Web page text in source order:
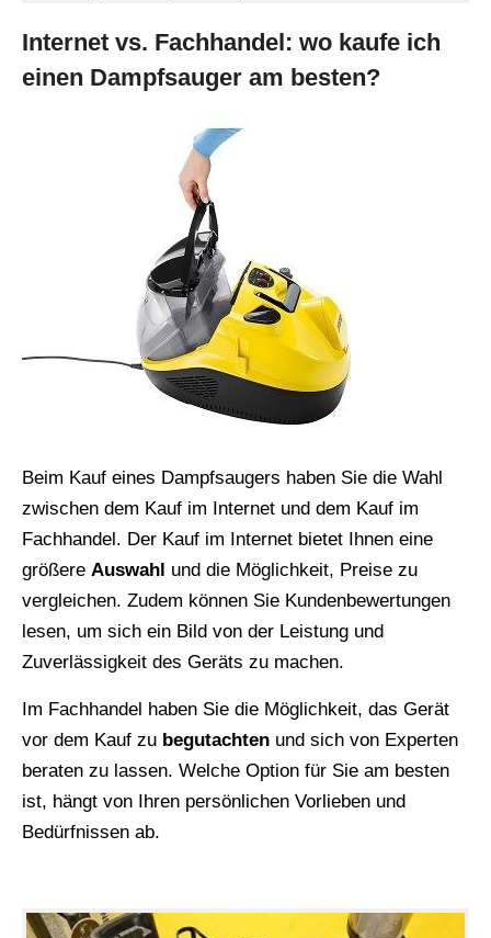
Internet vs. Fachhandel: wo kaufe ich
einen Dampfsauger am besten?
Beim Kauf eines Dampfsaugers haben Sie die Wahl
zwischen dem Kauf im Internet und dem Kauf im
Fachhandel. Der Kauf im Internet bietet Ihnen eine
größere Auswahl und die Möglichkeit, Preise zu
vergleichen. Zudem können Sie Kundenbewertungen
lesen, um sich ein Bild von der Leistung und
Zuverlässigkeit des Geräts zu machen.
Im Fachhandel haben Sie die Möglichkeit, das Gerät
vor dem Kauf zu begutachten und sich von Experten
beraten zu lassen. Welche Option für Sie am besten
ist, hängt von Ihren persönlichen Vorlieben und
Bedürfnissen ab.